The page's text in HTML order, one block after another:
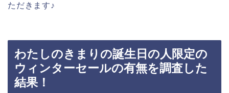
ただきます♪
わたしのきまりの誕生日の人限定の
ウィンターセールの有無を調査した
結果！